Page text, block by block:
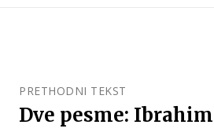
PRETHODNI TEKST
Dve pesme: